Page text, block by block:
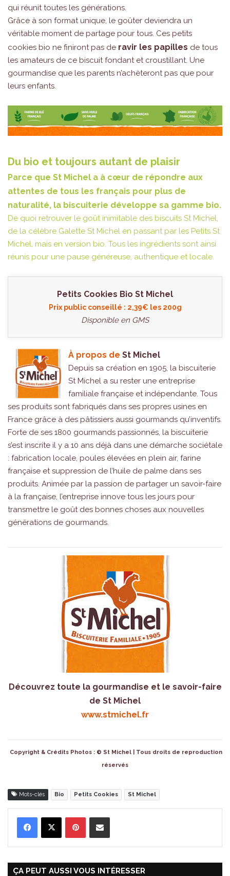
qui réunit toutes les générations.
Grâce à son format unique, le goûter deviendra un
véritable moment de partage pour tous. Ces petits
cookies bio ne finiront pas de ravir les papilles de tous
les amateurs de ce biscuit fondant et croustillant. Une
gourmandise que les parents n’achèteront pas que pour
leurs enfants.
Du bio et toujours autant de plaisir
Parce que St Michel a à cœur de répondre aux
attentes de tous les français pour plus de
naturalité, la biscuiterie développe sa gamme bio.
De quoi retrouver le goût inimitable des biscuits St Michel,
de la célèbre Galette St Michel en passant par les Petits St
Michel, mais en version bio. Tous les ingrédients sont ainsi
réunis pour une pause généreuse, authentique et locale.
Petits Cookies Bio St Michel
Prix public conseillé : 2,39€ les 200g
Disponible en GMS
À propos de St Michel
Depuis sa création en 1905, la biscuiterie
St Michel a su rester une entreprise
familiale française et indépendante. Tous
ses produits sont fabriqués dans ses propres usines en
France grâce à des pâtissiers aussi gourmands qu’inventifs.
Forte de ses 1800 gourmands passionnés, la biscuiterie
s’est inscrite il y a 10 ans déjà dans une démarche sociétale
: fabrication locale, poules élevées en plein air, farine
française et suppression de l’huile de palme dans ses
produits. Animée par la passion de partager un savoir-faire
à la française, l’entreprise innove tous les jours pour
transmettre le goût des bonnes choses aux nouvelles
générations de gourmands.
Découvrez toute la gourmandise et le savoir-faire
de St Michel
www.stmichel.fr
Copyright & Crédits Photos : © St Michel | Tous droits de reproduction
réservés
Mots-clés Bio Petits Cookies St Michel
ÇA PEUT AUSSI VOUS INTÉRESSER